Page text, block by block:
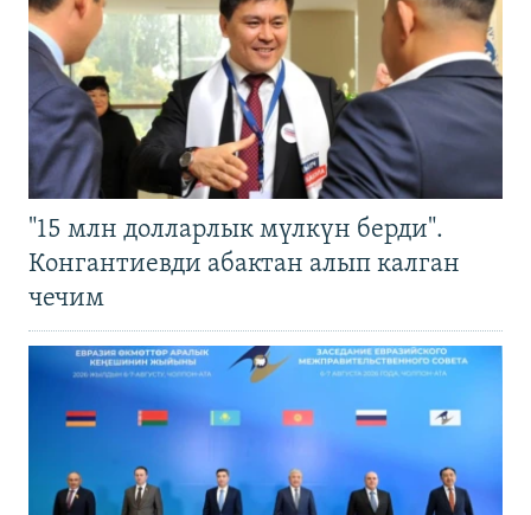
"15 млн долларлык мүлкүн берди".
Конгантиевди абактан алып калган
чечим